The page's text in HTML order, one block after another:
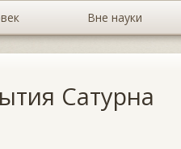
Вне науки
Сатурна